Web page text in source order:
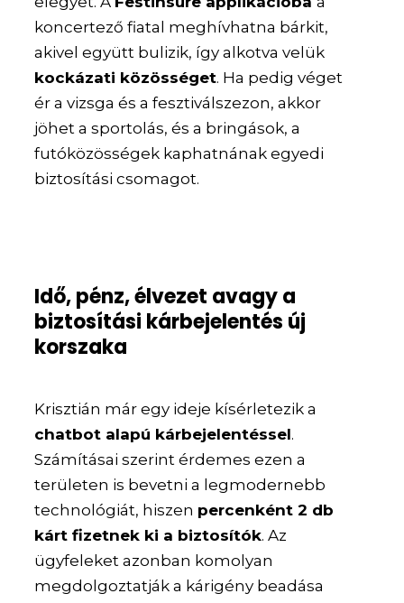
koncertező fiatal meghívhatna bárkit,
akivel együtt bulizik, így alkotva velük
kockázati közösséget. Ha pedig véget
ér a vizsga és a fesztiválszezon, akkor
jöhet a sportolás, és a bringások, a
futóközösségek kaphatnának egyedi
biztosítási csomagot.
Idő, pénz, élvezet avagy a
biztosítási kárbejelentés új
korszaka
Krisztián már egy ideje kísérletezik a
chatbot alapú kárbejelentéssel.
Számításai szerint érdemes ezen a
területen is bevetni a legmodernebb
technológiát, hiszen percenként 2 db
kárt fizetnek ki a biztosítók. Az
ügyfeleket azonban komolyan
megdolgoztatják a kárigény beadása